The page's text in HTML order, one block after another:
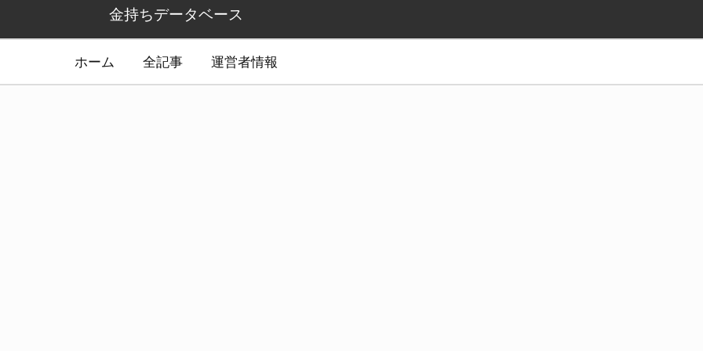
金持ちデータベース
ホーム 全記事 運営者情報